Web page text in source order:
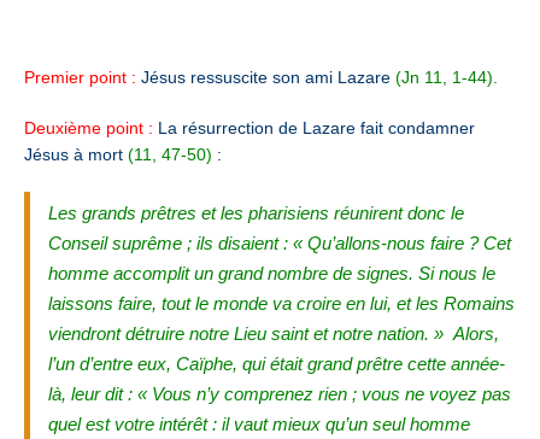
Premier point : Jésus ressuscite son ami Lazare (Jn 11, 1-44).
Deuxième point : La résurrection de Lazare fait condamner
Jésus à mort (11, 47-50) :
Les grands prêtres et les pharisiens réunirent donc le
Conseil suprême ; ils disaient : « Qu’allons-nous faire ? Cet
homme accomplit un grand nombre de signes. Si nous le
laissons faire, tout le monde va croire en lui, et les Romains
viendront détruire notre Lieu saint et notre nation. » Alors,
l’un d’entre eux, Caïphe, qui était grand prêtre cette année-
là, leur dit : « Vous n’y comprenez rien ; vous ne voyez pas
quel est votre intérêt : il vaut mieux qu’un seul homme